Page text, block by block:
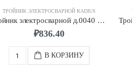
ТРОЙНИК ЭЛЕКТРОСВАРНОЙ RADIUS
Тройник электросварной д.0040 SDR11 ПЭ100 RADIUS
₽836.40
В КОРЗИНУ